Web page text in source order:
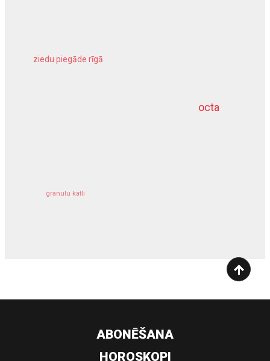
octa
ziedu piegāde rīgā
granulu katli
dziļurbums
ABONĒŠANA
HOROSKOPI